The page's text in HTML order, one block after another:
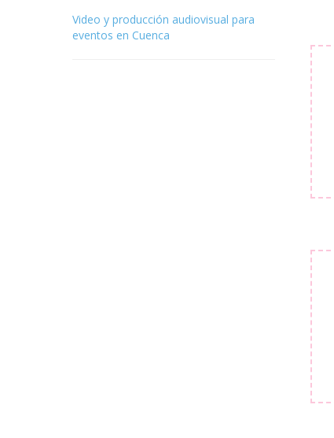
Video y producción audiovisual para
eventos en Cuenca